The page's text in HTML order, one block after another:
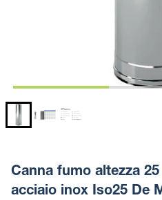
Canna fumo altezza
acciaio inox Iso25 De